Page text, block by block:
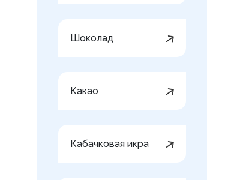
Шоколад
Какао
Кабачковая икра